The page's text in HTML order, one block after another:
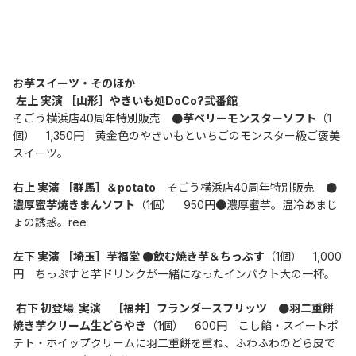
お芋スイーツ・そのほか
左上 実演 ［山形］やきいも処DoCo?弐番館
そごう横浜店40周年特別販売 ●芋ベリーモンスターソフト （1
個）　1,350円　黄金色のやきいもといちごのモンスター級ご褒美
スイーツ。
右上 実演 ［群馬］＆potato そごう横浜店40周年特別販売 ●
濃厚蜜芋焼きまんソフト （1個）　950円●濃厚蜜芋。温冷あまじ
ょの誘惑。ree
左下 実演 ［埼玉］芋福堂 ●飲む焼き芋＆ちっぷす （1個）　1,000
円　ちっぷすと芋ドリンクが一緒になったインパクト大の一杯。
右下 初登場  実演　［福井］フランダースフリッツ　●羽二重餅
焼き芋クリーム生どらやき
（1個）　600円　こし餡・スイートポ
テト・ホイップクリームに羽二重餅を重ね、ふわふわのどら皮で